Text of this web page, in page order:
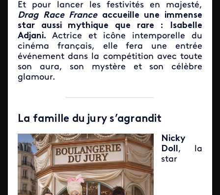
Et pour lancer les festivités en majesté,
Drag Race Franceaccueille une immense
star aussi mythique que rare : Isabelle
Adjani. Actrice et icône intemporelle du
cinéma français, elle fera une entrée
événement dans la compétition avec toute
son aura, son mystère et son célèbre
glamour.
La famille du jury s’agrandit
Image
Nicky
Doll, la
star